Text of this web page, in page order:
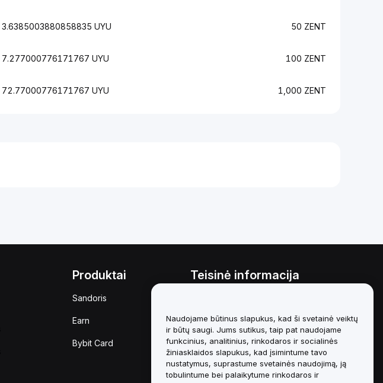
3.6385003880858835 UYU 50 ZENT
7.277000776171767 UYU 100 ZENT
72.77000776171767 UYU 1,000 ZENT
Produktai
Sandoris
Earn
Bybit Card
Teisinė informacija
Saugojimo ir administravimo
politikos santrauka
ESG informacija
Crypto-Asset White Papers
Naudojame būtinus slapukus, kad ši svetainė veiktų
ir būtų saugi. Jums sutikus, taip pat naudojame
funkcinius, analitinius, rinkodaros ir socialinės
žiniasklaidos slapukus, kad įsimintume tavo
nustatymus, suprastume svetainės naudojimą, ją
tobulintume bei palaikytume rinkodaros ir